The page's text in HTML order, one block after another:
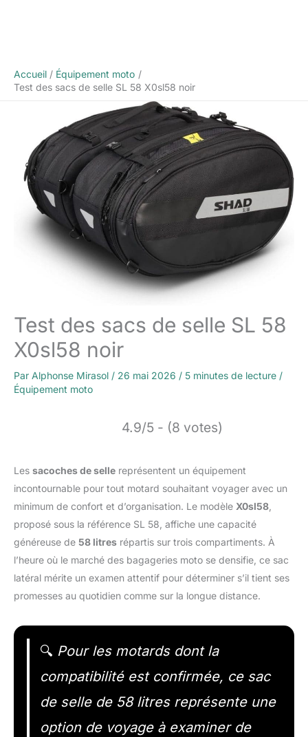
Accueil
Équipement moto
Test des sacs de selle SL 58 X0sl58 noir
Test des sacs de selle SL 58
X0sl58 noir
Par Alphonse Mirasol / 26 mai 2026 / 5 minutes de lecture /
Équipement moto
4.9/5 - (8 votes)
Les sacoches de selle représentent un équipement
incontournable pour tout motard souhaitant voyager avec un
minimum de confort et d’organisation. Le modèle X0sl58,
proposé sous la référence SL 58, affiche une capacité
généreuse de 58 litres répartis sur trois compartiments. À
l’heure où le marché des bagageries moto se densifie, ce sac
latéral mérite un examen attentif pour déterminer s’il tient ses
promesses au quotidien comme sur la longue distance.
🔍 Pour les motards dont la
compatibilité est confirmée, ce sac
de selle de 58 litres représente une
option de voyage à examiner de